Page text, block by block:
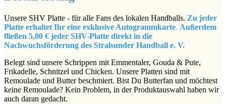
Unsere SHV Platte - für alle Fans des lokalen Handballs. Zu jeder
Platte erhaltet Ihr eine exklusive Autogrammkarte. Außerdem
fließen 5,00 € jeder SHV-Platte direkt in die
Nachwuchsförderung des Stralsunder Handball e. V.
Belegt sind unsere Schrippen mit Emmentaler, Gouda & Pute,
Frikadelle, Schnitzel und Chicken. Unsere Platten sind mit
Remoulade und Butter beschmiert. Bist Du Butterfan und möchtest
keine Remoulade? Kein Problem, in der Produktauswahl haben wir
auch daran gedacht.